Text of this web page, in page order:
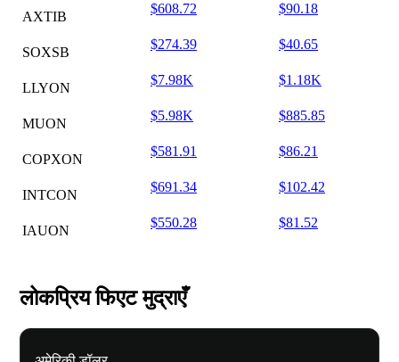
AXTIB
$608.72 $90.18
SOXSB
$274.39 $40.65
LLYON
$7.98K $1.18K
MUON
$5.98K $885.85
COPXON
$581.91 $86.21
INTCON
$691.34 $102.42
IAUON
$550.28 $81.52
लोकप्रिय फिएट मुद्राएँ